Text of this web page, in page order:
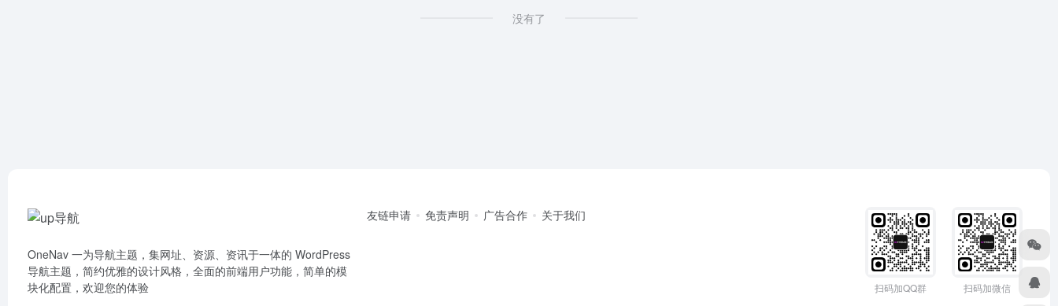
没有了
OneNav 一为导航主题，集网址、资源、资讯于一体的 WordPress
导航主题，简约优雅的设计风格，全面的前端用户功能，简单的模
块化配置，欢迎您的体验
友链申请 免责声明 广告合作 关于我们
扫码加QQ群 扫码加微信